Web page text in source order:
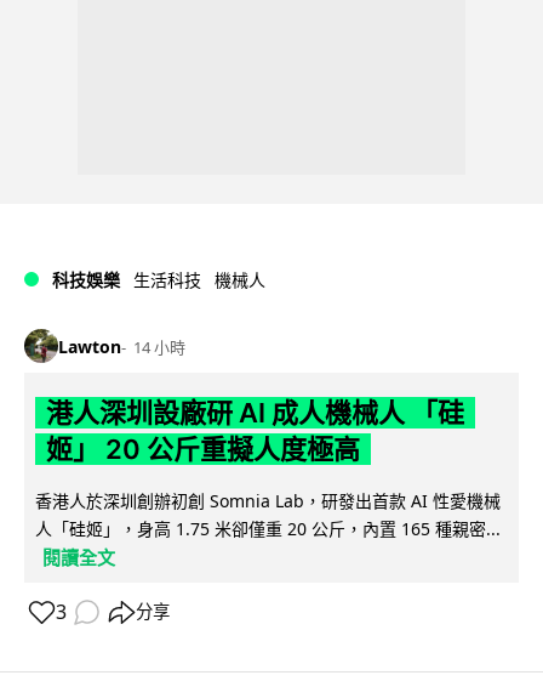
科技娛樂 生活科技 機械人
Lawton 14 小時
港人深圳設廠研 AI 成人機械人 「硅
姬」 20 公斤重擬人度極高
香港人於深圳創辦初創 Somnia Lab，研發出首款 AI 性愛機械
人「硅姬」，身高 1.75 米卻僅重 20 公斤，內置 165 種親密...
閱讀全文
3 分享